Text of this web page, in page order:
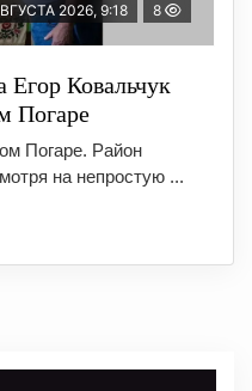
2026, 9:18 8
Егор Ковальчук
Погаре
Погаре. Район
на непростую ...